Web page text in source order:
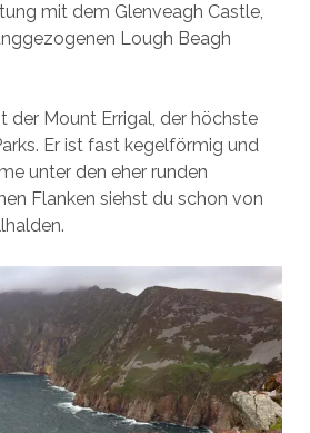
mit dem Glenveagh Castle,
Lough Beagh
der Mount Errigal, der höchste
Er ist fast kegelförmig und
unter den eher runden
Flanken siehst du schon von